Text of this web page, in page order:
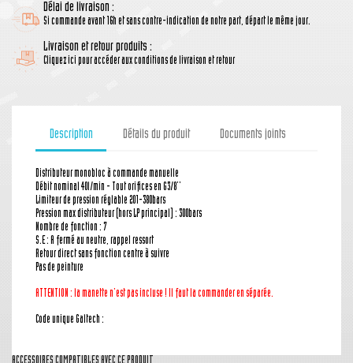
Délai de livraison :
Si commande avant 16h et sans contre-indication de notre part, départ le même jour.
Livraison et retour produits :
Cliquez ici pour accéder aux conditions de livraison et retour
Description Détails du produit Documents joints
Distributeur monobloc à commande manuelle
Débit nominal 40l/min - Tout orifices en G3/8''
Limiteur de pression réglable 201-380bars
Pression max distributeur (hors LP principal) : 300bars
Nombre de fonction : 7
S.E : A fermé au neutre, rappel ressort
Retour direct sans fonction centre à suivre
Pas de peinture
ATTENTION : la manette n'est pas incluse ! Il faut la commander en séparée.
Code unique Galtech :